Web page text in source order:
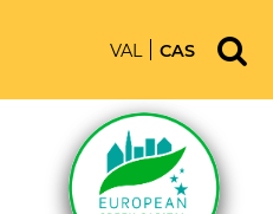
VAL CAS